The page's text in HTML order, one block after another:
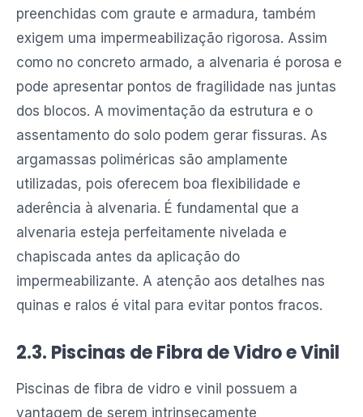
preenchidas com graute e armadura, também
exigem uma impermeabilização rigorosa. Assim
como no concreto armado, a alvenaria é porosa e
pode apresentar pontos de fragilidade nas juntas
dos blocos. A movimentação da estrutura e o
assentamento do solo podem gerar fissuras. As
argamassas poliméricas são amplamente
utilizadas, pois oferecem boa flexibilidade e
aderência à alvenaria. É fundamental que a
alvenaria esteja perfeitamente nivelada e
chapiscada antes da aplicação do
impermeabilizante. A atenção aos detalhes nas
quinas e ralos é vital para evitar pontos fracos.
2.3. Piscinas de Fibra de Vidro e Vinil
Piscinas de fibra de vidro e vinil possuem a
vantagem de serem intrinsecamente